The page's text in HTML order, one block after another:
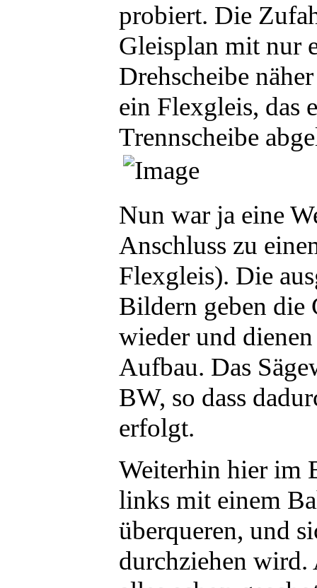
probiert. Die
Gleisplan mit nur
Drehscheibe
ein Flexgleis, das
Trennscheibe
Nun war ja eine
Anschluss zu
Flexgleis). Die
Bildern geben die
wieder und
Aufbau. Das
BW, so dass
erfolgt.
Weiterhin hier im
links mit einem
überqueren, und
durchziehen